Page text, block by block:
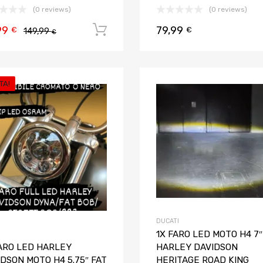
(0 reviews)
149,99€
€ Aggiungi al carrello
(0 reviews)
79,99 €
LED HARLEY
MOTO H4 5.75″ FAT
DUCATI
1X FARO LED MOTO H4
HARLEY DAVIDSON
HERITAGE ROAD KING